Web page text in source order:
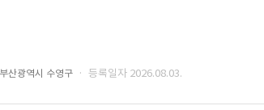
부산광역시 수영구 · 등록일자 2026.08.03.